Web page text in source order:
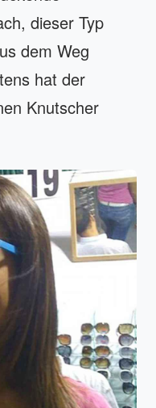
dieser Typ
dem Weg
hat der
Knutscher